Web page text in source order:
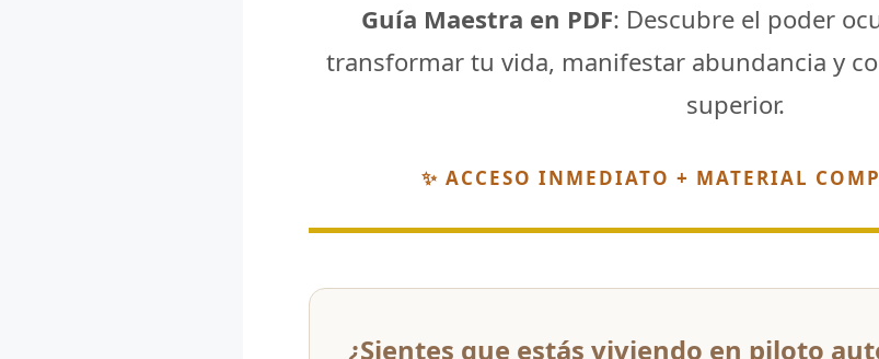
Guía Maestra en PDF: Descubre el poder
transformar tu vida, manifestar abundancia y
superior.
✨ ACCESO INMEDIATO + MATERIAL
¿Sientes que estás viviendo en piloto